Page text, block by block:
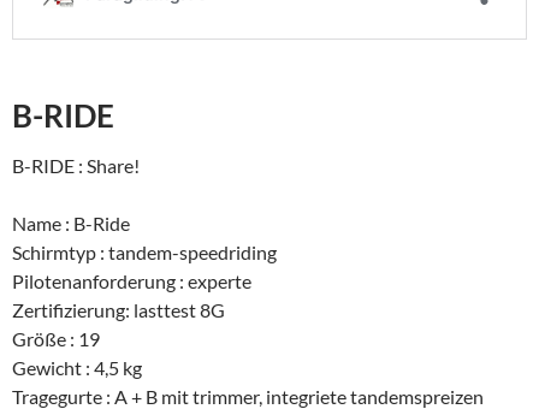
B-RIDE
B-RIDE : Share!
Name : B-Ride
Schirmtyp : tandem-speedriding
Pilotenanforderung : experte
Zertifizierung: lasttest 8G
Größe : 19
Gewicht : 4,5 kg
Tragegurte : A + B mit trimmer, integriete tandemspreizen